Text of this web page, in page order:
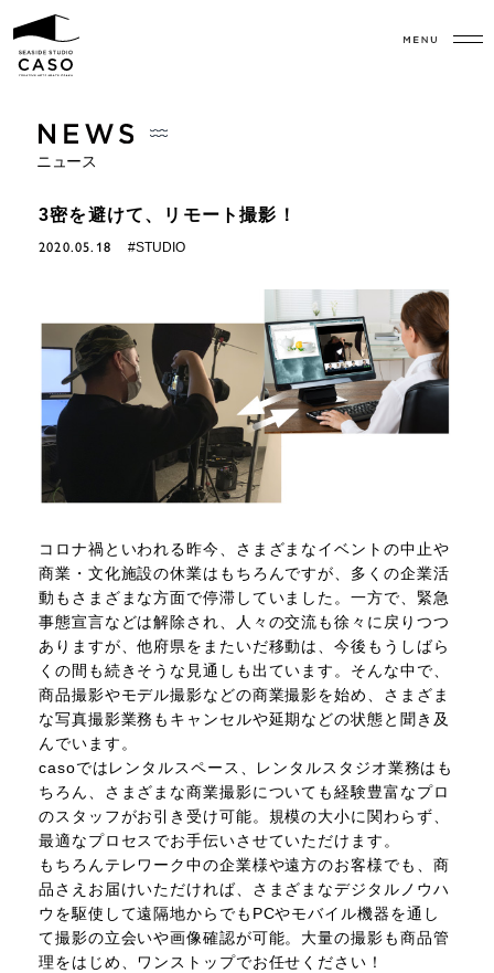
ニュース
3密を避けて、リモート撮影！
2020.05.18 #STUDIO
コロナ禍といわれる昨今、さまざまなイベントの中止や
商業・文化施設の休業はもちろんですが、多くの企業活
動もさまざまな方面で停滞していました。一方で、緊急
事態宣言などは解除され、人々の交流も徐々に戻りつつ
ありますが、他府県をまたいだ移動は、今後もうしばら
くの間も続きそうな見通しも出ています。そんな中で、
商品撮影やモデル撮影などの商業撮影を始め、さまざま
な写真撮影業務もキャンセルや延期などの状態と聞き及
んでいます。
casoではレンタルスペース、レンタルスタジオ業務はも
ちろん、さまざまな商業撮影についても経験豊富なプロ
のスタッフがお引き受け可能。規模の大小に関わらず、
最適なプロセスでお手伝いさせていただけます。
もちろんテレワーク中の企業様や遠方のお客様でも、商
品さえお届けいただければ、さまざまなデジタルノウハ
ウを駆使して遠隔地からでもPCやモバイル機器を通し
て撮影の立会いや画像確認が可能。大量の撮影も商品管
理をはじめ、ワンストップでお任せください！